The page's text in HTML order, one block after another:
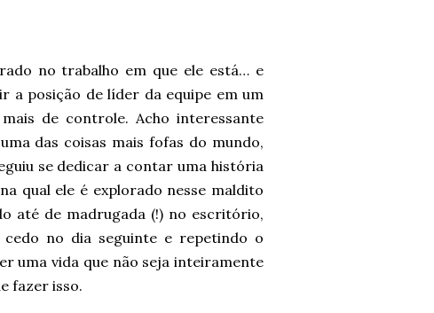
no trabalho em que ele está… e
a posição de líder da equipe em um
de controle. Acho interessante
das coisas mais fofas do mundo,
se dedicar a contar uma história
qual ele é explorado nesse maldito
até de madrugada (!) no escritório,
no dia seguinte e repetindo o
uma vida que não seja inteiramente
fazer isso.